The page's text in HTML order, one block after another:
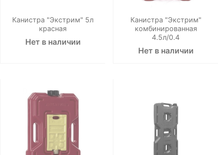
Канистра "Экстрим" 5л
красная
Нет в наличии
Канистра "Экстрим"
комбинированная
4.5л/0.4
Нет в наличии